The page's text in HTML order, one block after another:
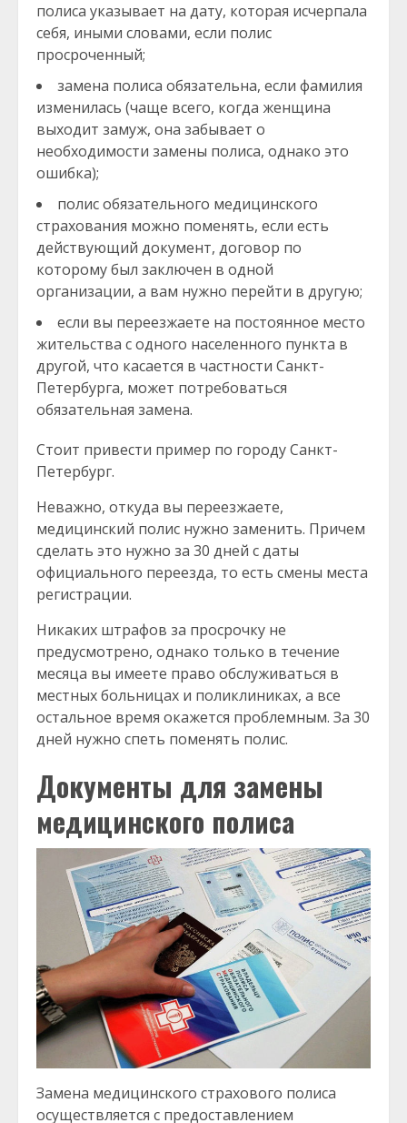
полиса указывает на дату, которая исчерпала
себя, иными словами, если полис
просроченный;
замена полиса обязательна, если фамилия
изменилась (чаще всего, когда женщина
выходит замуж, она забывает о
необходимости замены полиса, однако это
ошибка);
полис обязательного медицинского
страхования можно поменять, если есть
действующий документ, договор по
которому был заключен в одной
организации, а вам нужно перейти в другую;
если вы переезжаете на постоянное место
жительства с одного населенного пункта в
другой, что касается в частности Санкт-
Петербурга, может потребоваться
обязательная замена.
Стоит привести пример по городу Санкт-
Петербург.
Неважно, откуда вы переезжаете,
медицинский полис нужно заменить. Причем
сделать это нужно за 30 дней с даты
официального переезда, то есть смены места
регистрации.
Никаких штрафов за просрочку не
предусмотрено, однако только в течение
месяца вы имеете право обслуживаться в
местных больницах и поликлиниках, а все
остальное время окажется проблемным. За 30
дней нужно спеть поменять полис.
Документы для замены
медицинского полиса
Замена медицинского страхового полиса
осуществляется с предоставлением